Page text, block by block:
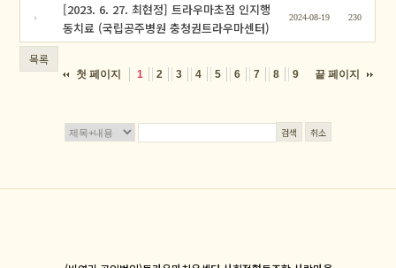
[2023. 6. 27. 최현정] 트라우마초점 인지행
동치료 (국립공주병원 충청권트라우마센터)
2024-08-19 230
목록
첫 페이지 1 2 3 4 5 6 7 8 9 끝 페이지
검색 취소